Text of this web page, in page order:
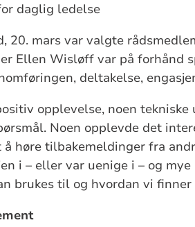
daglig ledelse
20. mars var valgte
Ellen Wisløff var på forhånd
deltakelse,
opplevelse, noen
Noen opplevde det
høre tilbakemeldinger fra
i – eller var uenige i – og
brukes til og hvordan vi